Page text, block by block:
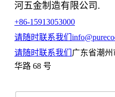
河五金制造有限公司.
+86-15913053000
请随时联系我们
请随时联系我们 广东省潮
华路 68 号